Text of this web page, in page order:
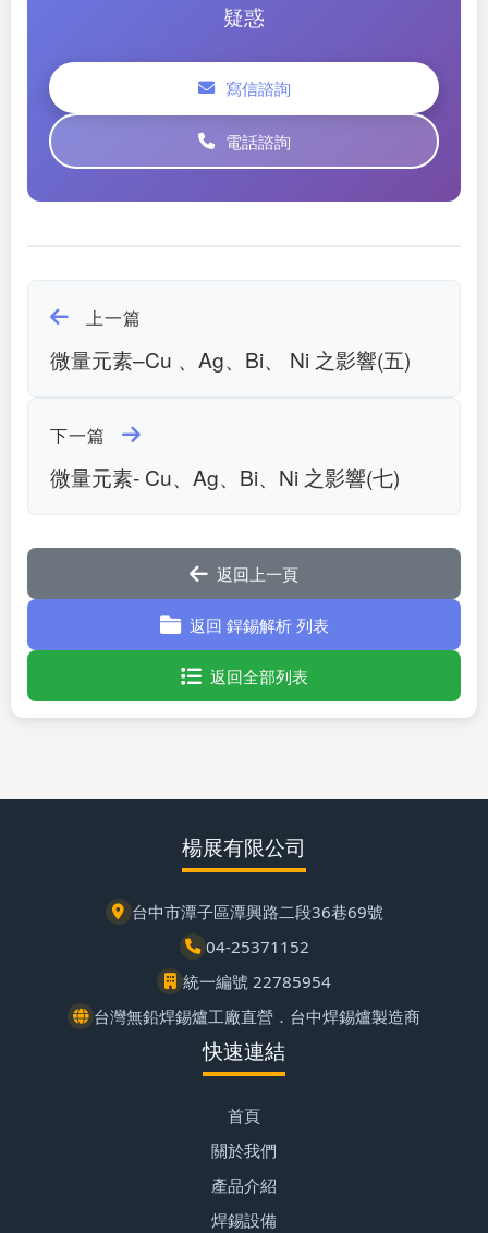
疑惑
寫信諮詢
電話諮詢
上一篇
微量元素–Cu 、Ag、Bi、 Ni 之影響(五)
下一篇
微量元素- Cu、Ag、Bi、Ni 之影響(七)
返回上一頁
返回 銲錫解析 列表
返回全部列表
楊展有限公司
台中市潭子區潭興路二段36巷69號
04-25371152
統一編號 22785954
台灣無鉛焊錫爐工廠直營．台中焊錫爐製造商
快速連結
首頁
關於我們
產品介紹
焊錫設備